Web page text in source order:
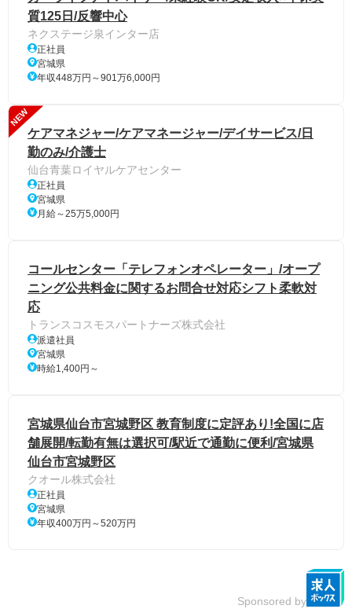
質125日/反響中心
ネクステージ泉インター店
正社員
宮城県
年収448万円～901万6,000円
NEW
ケアマネジャー/ケアマネージャー/デイサービス/日
勤のみ/介護士
仙台青葉ロイヤルケアセンター
正社員
宮城県
月給～25万5,000円
コールセンター「テレフォンオペレーター」/オープ
ニング公共料金に関するお問合せ対応シフト柔軟対
応
トランスコスモスパートナーズ株式会社
派遣社員
宮城県
時給1,400円～
宮城県仙台市宮城野区 教育制度に定評あり!全国に店
舗展開/転勤有無は選択可/駅近で通勤に便利/宮城県
仙台市宮城野区
クオール株式会社
正社員
宮城県
年収400万円～520万円
Sponsored by